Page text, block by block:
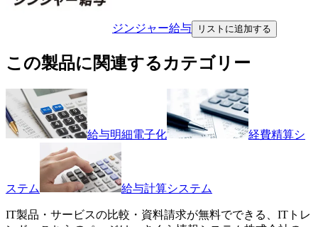
ジンジャー給与 リストに追加する
この製品に関連するカテゴリー
給与明細電子化 経費精算シ
ステム 給与計算システム
IT製品・サービスの比較・資料請求が無料でできる、ITトレ